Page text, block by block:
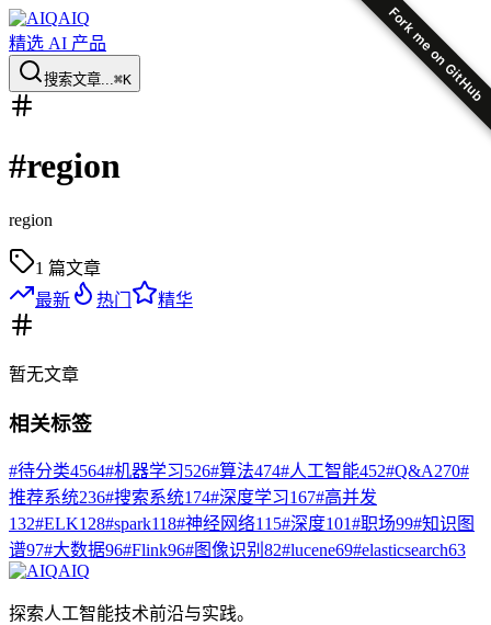
Fork me on GitHub
AIQ
精选 AI 产品
搜索文章...⌘K
#region
region
1 篇文章
最新
热门 精华
暂无文章
相关标签
#待分类4564#机器学习526#算法474#人工智能452#Q&A270#
推荐系统236#搜索系统174#深度学习167#高并发
132#ELK128#spark118#神经网络115#深度101#职场99#知识图
谱97#大数据96#Flink96#图像识别 82#lucene69#elasticsearch63
AIQ
探索人工智能技术前沿与实践。